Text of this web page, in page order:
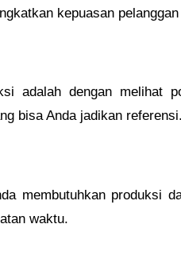
kepuasan
adalah dengan melihat
bisa Anda jadikan referensi.
membutuhkan produksi
waktu.